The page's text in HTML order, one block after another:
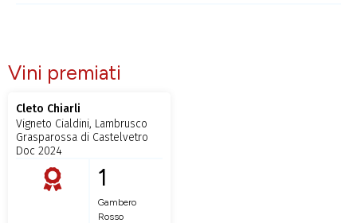
Vini premiati
Cleto Chiarli
Vigneto Cialdini, Lambrusco
Grasparossa di Castelvetro
Doc 2024
1
Gambero
Rosso